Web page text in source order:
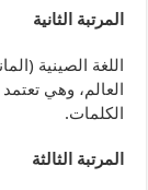
المرتبة الثانية
العالم، وهي
الكلمات.
المرتبة الثالثة